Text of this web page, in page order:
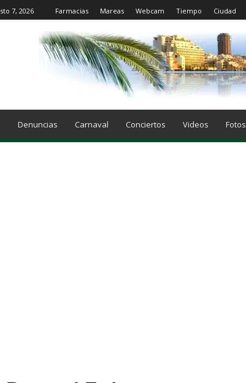
7, 2026 Farmacias Mareas Webcam Tiempo Ciudad
Denuncias Carnaval Conciertos Videos Fotos